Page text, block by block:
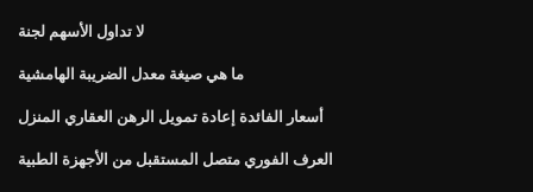
لا تداول الأسهم لجنة
ما هي صيغة معدل الضريبة الهامشية
أسعار الفائدة إعادة تمويل الرهن العقاري المنزل
العرف الفوري متصل المستقبل من الأجهزة الطبية